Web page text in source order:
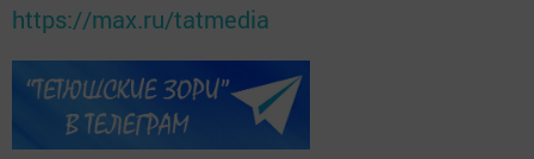
https://max.ru/tatmedia